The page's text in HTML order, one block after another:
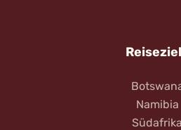
Namibia
Südafrika